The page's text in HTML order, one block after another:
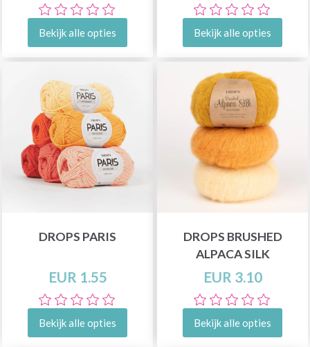
Bekijk alle opties Bekijk alle opties
DROPS PARIS
EUR 1.55
Bekijk alle opties
DROPS BRUSHED
ALPACA SILK
EUR 3.10
Bekijk alle opties